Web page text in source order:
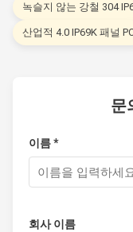
녹슬지 않는 강철 304
산업적 4.0 IP69K 패널
문
이름 *
회사 이름